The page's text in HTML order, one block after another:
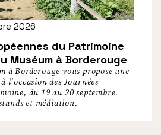
du Patrimoine
Muséum à Borderouge
2026
à Borderouge vous propose une
l'occasion des Journées
du 19 au 20 septembre.
et médiation.